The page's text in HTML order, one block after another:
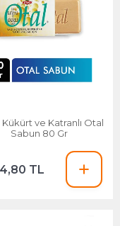
Kükürt ve Katranlı Otal
Sabun 80 Gr
TL